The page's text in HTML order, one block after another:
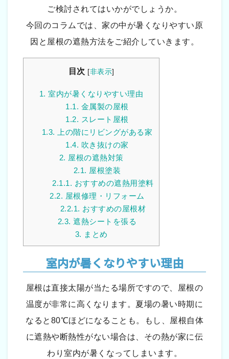
ご検討されてはいかがでしょうか。
今回のコラムでは、家の中が暑くなりやすい原
因と屋根の遮熱方法をご紹介していきます。
目次 [非表示]
1. 室内が暑くなりやすい理由
1.1. 金属製の屋根
1.2. スレート屋根
1.3. 上の階にリビングがある家
1.4. 吹き抜けの家
2. 屋根の遮熱対策
2.1. 屋根塗装
2.1.1. おすすめの遮熱用塗料
2.2. 屋根修理・リフォーム
2.2.1. おすすめの屋根材
2.3. 遮熱シートを張る
3. まとめ
室内が暑くなりやすい理由
屋根は直接太陽が当たる場所ですので、屋根の
温度が非常に高くなります。夏場の暑い時期に
なると80℃ほどになることも。もし、屋根自体
に遮熱や断熱性がない場合は、その熱が家に伝
わり室内が暑くなってしまいます。